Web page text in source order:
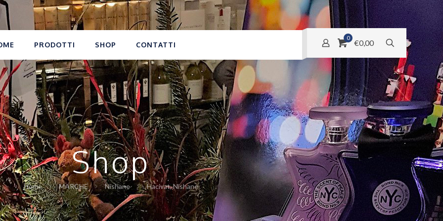
PRODOTTI SHOP CONTATTI
0
€0,00
Shop
Home MARCHE Nishane Hacivat, Nishane